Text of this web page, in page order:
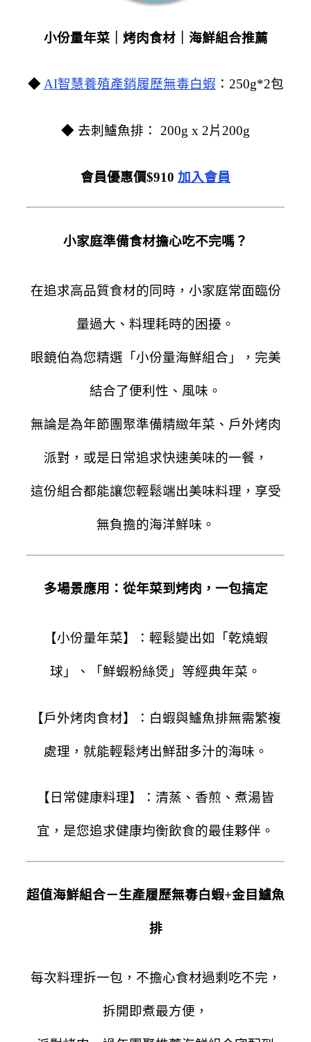
小份量年菜｜烤肉食材｜海鮮組合推薦
◆AI智慧養殖產銷履歷無毒白蝦 ： 250g*2包
◆ 去刺鱸魚排 ： 200g x 2片 200g
會員優惠價$910 加入會員
小家庭準備食材擔心吃不完嗎？
在追求高品質食材的同時，小家庭常面臨份
量過大、料理耗時的困擾。
眼鏡伯為您精選「小份量海鮮組合」，完美
結合了便利性、風味。
無論是為年節團聚準備精緻年菜、戶外烤肉
派對，或是日常追求快速美味的一餐，
這份組合都能讓您輕鬆端出美味料理，享受
無負擔的海洋鮮味。
多場景應用：從年菜到烤肉，一包搞定
【小份量年菜】：輕鬆變出如「乾燒蝦
球」、「鮮蝦粉絲煲」等經典年菜。
【戶外烤肉食材】：白蝦與鱸魚排無需繁複
處理，就能輕鬆烤出鮮甜多汁的海味。
【日常健康料理】：清蒸、香煎、煮湯皆
宜，是您追求健康均衡飲食的最佳夥伴。
超值海鮮組合－生產履歷無毒白蝦+金目鱸魚
排
每次料理拆一包，不擔心食材過剩吃不完，
拆開即煮最方便，